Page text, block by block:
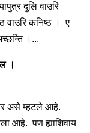
दुलि वाउरि
वाउरि कनिष्ठ । ए
।...
।
असे म्हटले आहे.
आहे. पण ह्याशिवाय